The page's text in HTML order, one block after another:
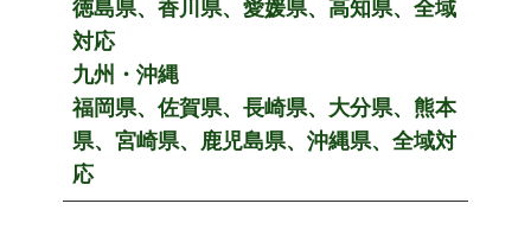
徳島県、香川県、愛媛県、高知県、全域
対応
九州・沖縄
福岡県、佐賀県、長崎県、大分県、熊本
県、宮崎県、鹿児島県、沖縄県、全域対
応